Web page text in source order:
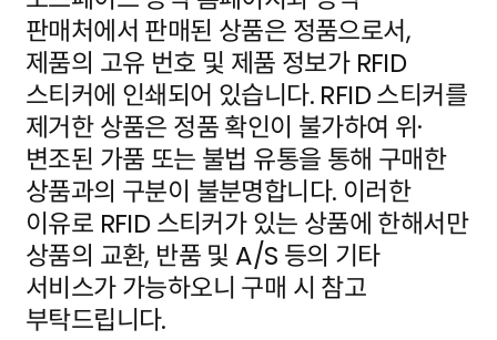
판매처에서 판매된 상품은 정품으로서,
제품의 고유 번호 및 제품 정보가 RFID
스티커에 인쇄되어 있습니다. RFID 스티커를
제거한 상품은 정품 확인이 불가하여 위·
변조된 가품 또는 불법 유통을 통해 구매한
상품과의 구분이 불분명합니다. 이러한
이유로 RFID 스티커가 있는 상품에 한해서만
상품의 교환, 반품 및 A/S 등의 기타
서비스가 가능하오니 구매 시 참고
부탁드립니다.